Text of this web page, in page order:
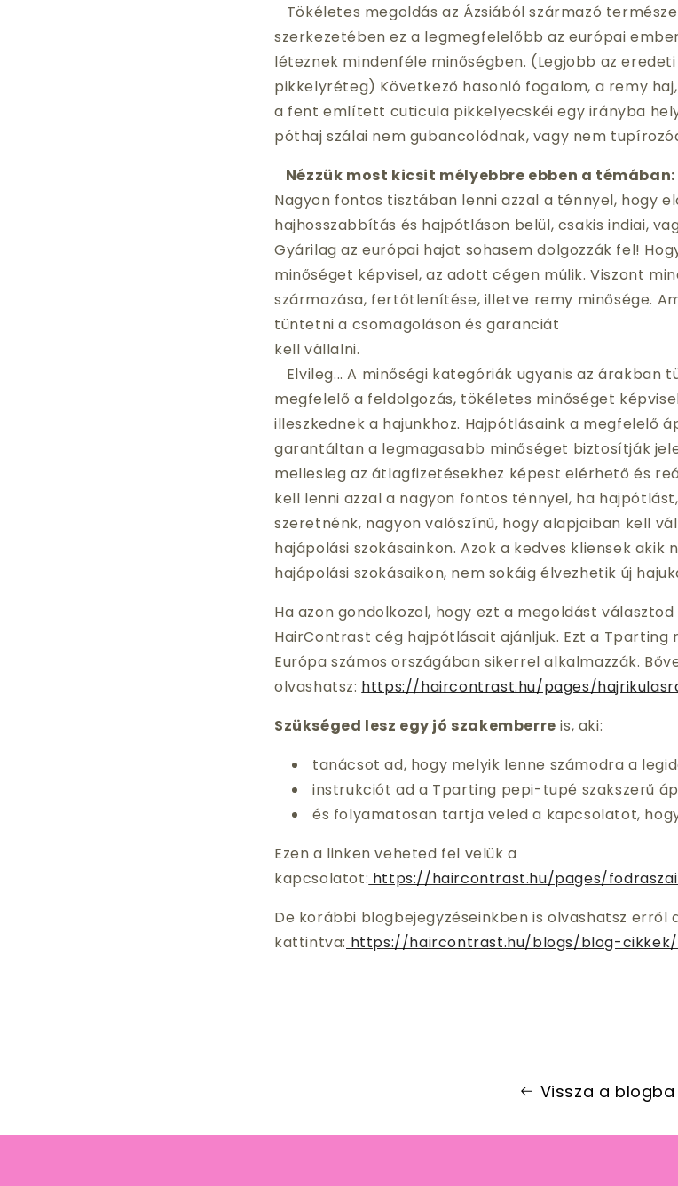
Tökéletes megoldás az Ázsiából származó
szerkezetében ez a legmegfelelőbb az európai
léteznek mindenféle minőségben. (Legjobb az
pikkelyréteg) Következő hasonló fogalom, a remy
a fent említett cuticula pikkelyecskéi egy irányba
póthaj szálai nem gubancolódnak, vagy nem
Nézzük most kicsit mélyebbre ebben a témában:
Nagyon fontos tisztában lenni azzal a ténnyel, hogy
hajhosszabbítás és hajpótláson belül, csakis indiai,
Gyárilag az európai hajat sohasem dolgozzák fel!
minőséget képvisel, az adott cégen múlik. Viszont
származása, fertőtlenítése, illetve remy minősége.
tüntetni a csomagoláson és garanciát
kell vállalni.
Elvileg... A minőségi kategóriák ugyanis az árakban
megfelelő a feldolgozás, tökéletes minőséget
illeszkednek a hajunkhoz. Hajpótlásaink a megfelelő
garantáltan a legmagasabb minőséget biztosítják
mellesleg az átlagfizetésekhez képest elérhető és
kell lenni azzal a nagyon fontos ténnyel, ha
szeretnénk, nagyon valószínű, hogy alapjaiban kell
hajápolási szokásainkon. Azok a kedves kliensek
hajápolási szokásaikon, nem sokáig élvezhetik új
Ha azon gondolkozol, hogy ezt a megoldást
HairContrast cég hajpótlásait ajánljuk. Ezt a
Európa számos országában sikerrel alkalmazzák.
olvashatsz: https://haircontrast.hu/pages/
Szükséged lesz egy jó szakemberre is, aki:
tanácsot ad, hogy melyik lenne számodra a
instrukciót ad a Tparting pepi-tupé szakszerű
és folyamatosan tartja veled a kapcsolatot,
Ezen a linken veheted fel velük a
kapcsolatot: https://haircontrast.hu/pages/
De korábbi blogbejegyzéseinkben is olvashatsz
kattintva: https://haircontrast.hu/blogs/blog-
Vissza a blogba